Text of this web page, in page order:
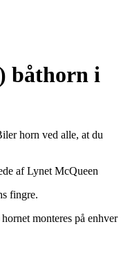
båthorn i
horn ved alle, at du
af Lynet McQueen
fingre.
monteres på enhver